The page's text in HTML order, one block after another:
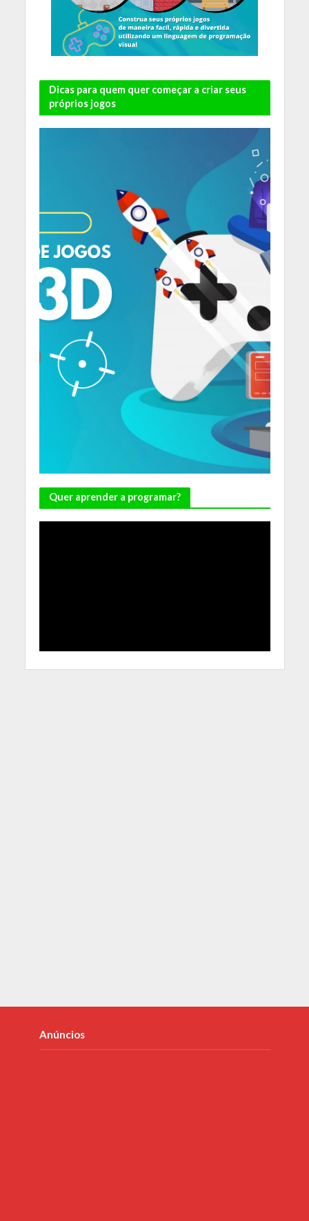
Dicas para quem quer começar a criar seus
próprios jogos
Quer aprender a programar?
Anúncios